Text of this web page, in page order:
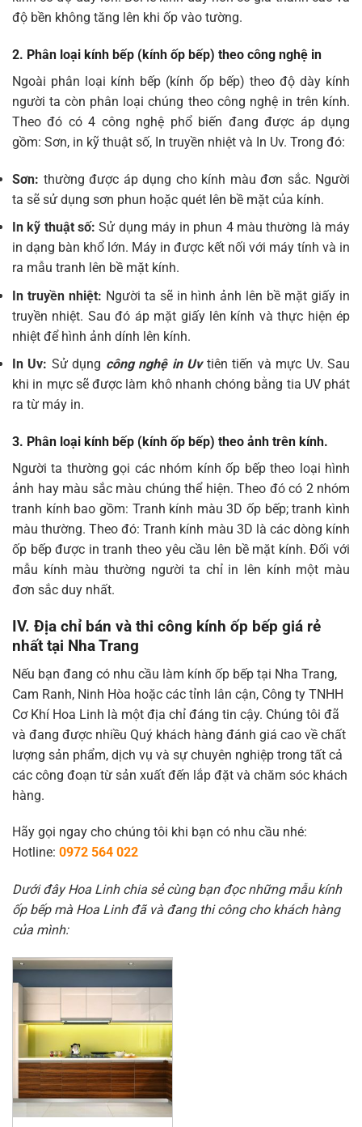
độ bền không tăng lên khi ốp vào tường.
2. Phân loại kính bếp (kính ốp bếp) theo công nghệ in
Ngoài phân loại kính bếp (kính ốp bếp) theo độ dày kính
người ta còn phân loại chúng theo công nghệ in trên kính.
Theo đó có 4 công nghệ phổ biến đang được áp dụng
gồm: Sơn, in kỹ thuật số, In truyền nhiệt và In Uv. Trong đó:
Sơn: thường được áp dụng cho kính màu đơn sắc. Người
ta sẽ sử dụng sơn phun hoặc quét lên bề mặt của kính.
In kỹ thuật số:Sử dụng máy in phun 4 màu thường là máy
in dạng bàn khổ lớn. Máy in được kết nối với máy tính và in
ra mẫu tranh lên bề mặt kính.
In truyền nhiệt: Người ta sẽ in hình ảnh lên bề mặt giấy in
truyền nhiệt. Sau đó áp mặt giấy lên kính và thực hiện ép
nhiệt để hình ảnh dính lên kính.
In Uv: Sử dụng công nghệ in Uv tiên tiến và mực Uv. Sau
khi in mực sẽ được làm khô nhanh chóng bằng tia UV phát
ra từ máy in.
3. Phân loại kính bếp (kính ốp bếp) theo ảnh trên kính.
Người ta thường gọi các nhóm kính ốp bếp theo loại hình
ảnh hay màu sắc màu chúng thể hiện. Theo đó có 2 nhóm
tranh kính bao gồm: Tranh kính màu 3D ốp bếp; tranh kình
màu thường. Theo đó: Tranh kính màu 3D là các dòng kính
ốp bếp được in tranh theo yêu cầu lên bề mặt kính. Đối với
mẫu kính màu thường người ta chỉ in lên kính một màu
đơn sắc duy nhất.
IV. Địa chỉ bán và thi công kính ốp bếp giá rẻ
nhất tại Nha Trang
Nếu bạn đang có nhu cầu làm kính ốp bếp tại Nha Trang,
Cam Ranh, Ninh Hòa hoặc các tỉnh lân cận, Công ty TNHH
Cơ Khí Hoa Linh là một địa chỉ đáng tin cậy. Chúng tôi đã
và đang được nhiều Quý khách hàng đánh giá cao về chất
lượng sản phẩm, dịch vụ và sự chuyên nghiệp trong tất cả
các công đoạn từ sản xuất đến lắp đặt và chăm sóc khách
hàng.
Hãy gọi ngay cho chúng tôi khi bạn có nhu cầu nhé:
Hotline: 0972 564 022
Dưới đây Hoa Linh chia sẻ cùng bạn đọc những mẫu kính
ốp bếp mà Hoa Linh đã và đang thi công cho khách hàng
của mình: